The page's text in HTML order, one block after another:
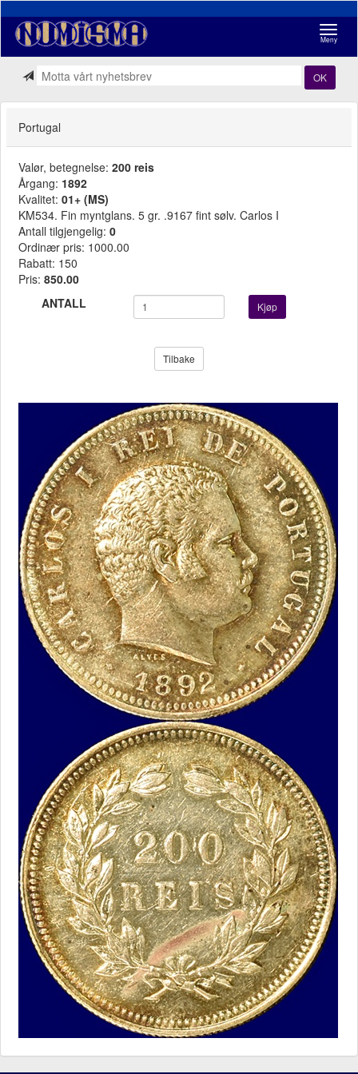
Meny
OK
Portugal
Valør, betegnelse: 200 reis
Årgang: 1892
Kvalitet: 01+ (MS)
KM534. Fin myntglans. 5 gr. .9167 fint sølv. Carlos I
Antall tilgjengelig: 0
Ordinær pris: 1000.00
Rabatt: 150
Pris: 850.00
ANTALL
Kjøp
Tilbake